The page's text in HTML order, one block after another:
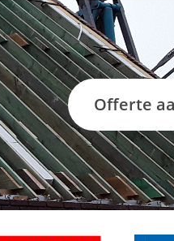
Offerte